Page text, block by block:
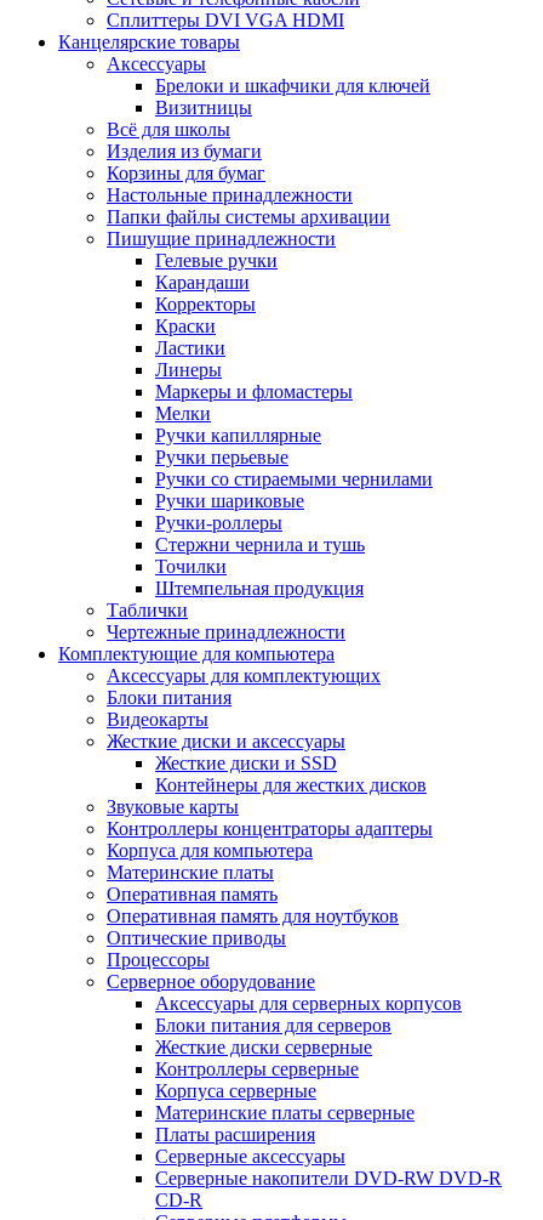
Сплиттеры DVI VGA HDMI
Канцелярские товары
Аксессуары
Брелоки и шкафчики для ключей
Визитницы
Всё для школы
Изделия из бумаги
Корзины для бумаг
Настольные принадлежности
Папки файлы системы архивации
Пишущие принадлежности
Гелевые ручки
Карандаши
Корректоры
Краски
Ластики
Линеры
Маркеры и фломастеры
Мелки
Ручки капиллярные
Ручки перьевые
Ручки со стираемыми чернилами
Ручки шариковые
Ручки-роллеры
Стержни чернила и тушь
Точилки
Штемпельная продукция
Таблички
Чертежные принадлежности
Комплектующие для компьютера
Аксессуары для комплектующих
Блоки питания
Видеокарты
Жесткие диски и аксессуары
Жесткие диски и SSD
Контейнеры для жестких дисков
Звуковые карты
Контроллеры концентраторы адаптеры
Корпуса для компьютера
Материнские платы
Оперативная память
Оперативная память для ноутбуков
Оптические приводы
Процессоры
Серверное оборудование
Аксессуары для серверных корпусов
Блоки питания для серверов
Жесткие диски серверные
Контроллеры серверные
Корпуса серверные
Материнские платы серверные
Платы расширения
Серверные аксессуары
Серверные накопители DVD-RW DVD-R
CD-R